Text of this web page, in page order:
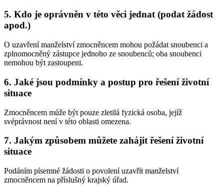
5. Kdo je oprávněn v této věci jednat (podat žádost
apod.)
O uzavření manželství zmocněncem mohou požádat snoubenci a
zplnomocněný zástupce jednoho ze snoubenců; oba snoubenci
nemohou být zastoupeni.
6. Jaké jsou podmínky a postup pro řešení životní
situace
Zmocněncem může být pouze zletilá fyzická osoba, jejíž
svéprávnost není v této oblasti omezena.
7. Jakým způsobem můžete zahájit řešení životní
situace
Podáním písemné žádosti o povolení uzavřít manželství
zmocněncem na příslušný krajský úřad.